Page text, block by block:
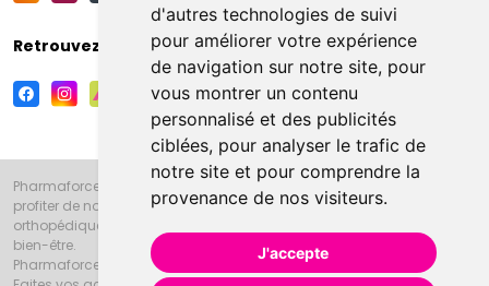
d'autres technologies de suivi
pour améliorer votre expérience
de navigation sur notre site, pour
vous montrer un contenu
personnalisé et des publicités
ciblées, pour analyser le trafic de
notre site et pour comprendre la
provenance de nos visiteurs.
J'accepte
Retrouvez-nous sur vos réseaux sociaux
Pharmaforce.fr et la Grande Pharmacie d’Amiens vous souhaitent de
profiter de notre accueil, de nos conseils pharmaceutiques,
orthopédiques, homéopathiques, parapharmaceutiques, beauté et
bien-être.
Pharmaforce.fr est le site internet de la Grande Pharmacie d’Amiens.